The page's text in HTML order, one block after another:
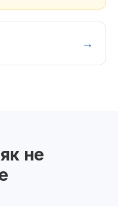
→
не